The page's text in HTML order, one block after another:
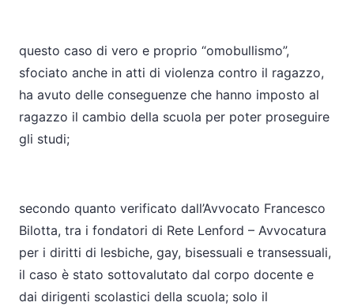
questo caso di vero e proprio “omobullismo”,
sfociato anche in atti di violenza contro il ragazzo,
ha avuto delle conseguenze che hanno imposto al
ragazzo il cambio della scuola per poter proseguire
gli studi;
secondo quanto verificato dall’Avvocato Francesco
Bilotta, tra i fondatori di Rete Lenford – Avvocatura
per i diritti di lesbiche, gay, bisessuali e transessuali,
il caso è stato sottovalutato dal corpo docente e
dai dirigenti scolastici della scuola; solo il